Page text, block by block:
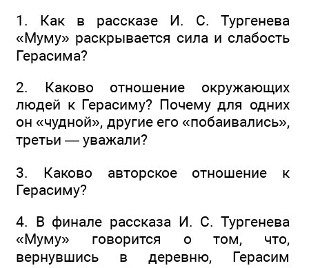
1. Как в рассказе И. С. Тургенева
«Муму» раскрывается сила и слабость
Герасима?
2. Каково отношение окружающих
людей к Герасиму? Почему для одних
он «чудной», другие его «побаивались»,
третьи — уважали?
3. Каково авторское отношение к
Герасиму?
4. В финале рассказа И. С. Тургенева
«Муму» говорится о том, что,
вернувшись в деревню, Герасим